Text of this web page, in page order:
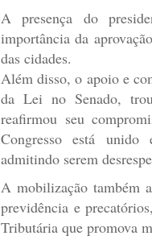
A presença do
importância da
das cidades.
Além disso, o apoio e
da Lei no Senado,
reafirmou seu
Congresso está unido
admitindo serem
A mobilização também
previdência e
Tributária que promova